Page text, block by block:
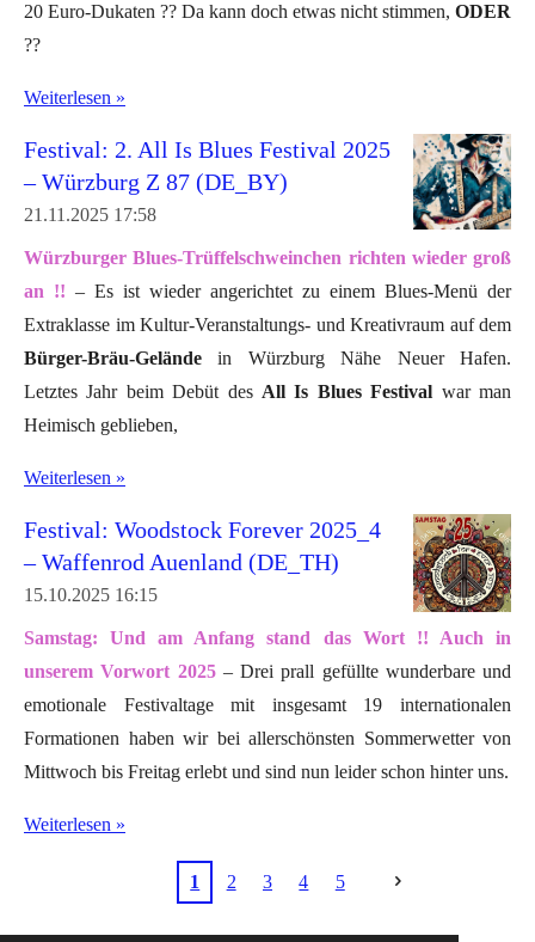
20 Euro-Dukaten ?? Da kann doch etwas nicht stimmen, ODER
??
Weiterlesen »
Festival: 2. All Is Blues Festival 2025
– Würzburg Z 87 (DE_BY)
21.11.2025 17:58
Würzburger Blues-Trüffelschweinchen richten wieder groß
an !! – Es ist wieder angerichtet zu einem Blues-Menü der
Extraklasse im Kultur-Veranstaltungs- und Kreativraum auf dem
Bürger-Bräu-Gelände in Würzburg Nähe Neuer Hafen.
Letztes Jahr beim Debüt des All Is Blues Festival war man
Heimisch geblieben,
Weiterlesen »
Festival: Woodstock Forever 2025_4
– Waffenrod Auenland (DE_TH)
15.10.2025 16:15
Samstag: Und am Anfang stand das Wort !! Auch in
unserem Vorwort 2025– Drei prall gefüllte wunderbare und
emotionale Festivaltage mit insgesamt 19 internationalen
Formationen haben wir bei allerschönsten Sommerwetter von
Mittwoch bis Freitag erlebt und sind nun leider schon hinter uns.
Weiterlesen »
1 2 3 4 5